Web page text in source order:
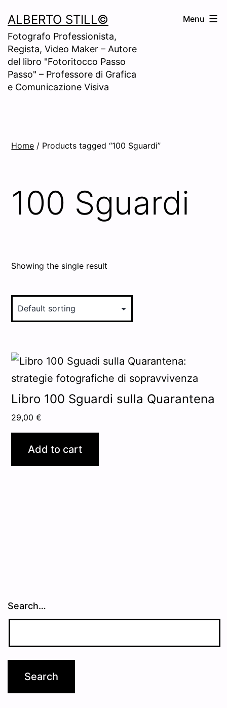
to
content
ALBERTO STILL©
Fotografo Professionista,
Regista, Video Maker – Autore
del libro "Fotoritocco Passo
Passo" – Professore di Grafica
e Comunicazione Visiva
Menu
Home / Products tagged “100 Sguardi”
100 Sguardi
Showing the single result
Libro 100 Sguardi sulla Quarantena
29,00€
Add to cart
Search…